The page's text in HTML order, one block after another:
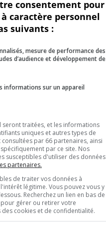
consentement pour
caractère personnel
suivants :
mesure de performance des
d’audience et développement de
informations sur un appareil
traitées, et les informations
uniques et autres types de
par 66 partenaires, ainsi
par ce site. Nos
susceptibles d'utiliser des données
partenaires.
de traiter vos données à
légitime. Vous pouvez vous y
Recherchez un lien en bas de
gérer ou retirer votre
cookies et de confidentialité.